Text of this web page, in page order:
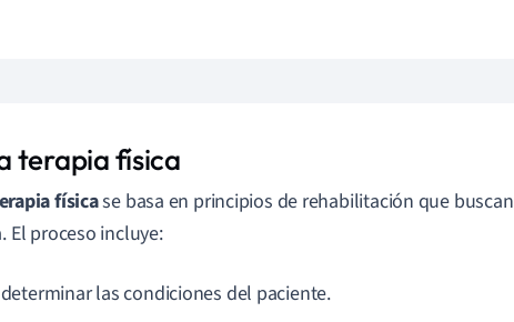
terapia física
físicase basa en principios de rehabilitación que buscan
El proceso incluye:
las condiciones del paciente.